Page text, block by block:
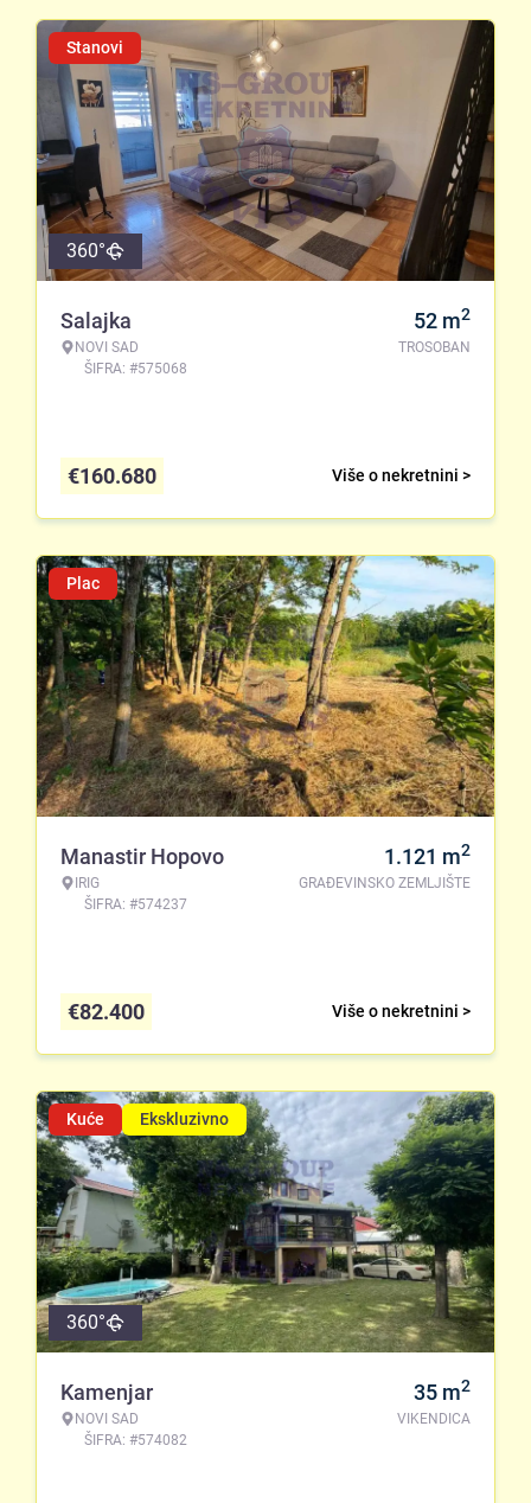
Stanovi
360°
Salajka
NOVI SAD
ŠIFRA: #575068
52 m2
TROSOBAN
Više o nekretnini >
€160.680
Plac
Manastir Hopovo
IRIG
ŠIFRA: #574237
1.121 m2
GRAĐEVINSKO ZEMLJIŠTE
Više o nekretnini >
€82.400
Kuće Ekskluzivno
360°
Kamenjar
NOVI SAD
ŠIFRA: #574082
35 m2
VIKENDICA